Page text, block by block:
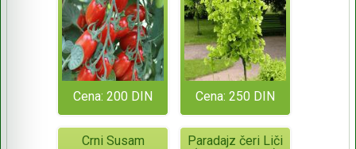
Cena: 200 DIN Cena: 250 DIN
Crni Susam
Paradajz čeri Liči